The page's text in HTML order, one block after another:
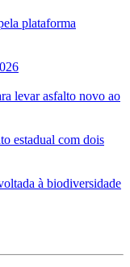
plataforma
levar asfalto novo ao
estadual com dois
à biodiversidade